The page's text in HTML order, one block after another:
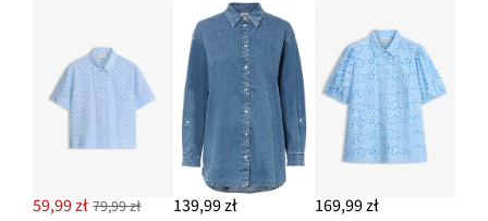
59,99 zł 79,99 zł 139,99 zł 169,99 zł